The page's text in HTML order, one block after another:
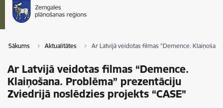
Sākums Aktualitātes Ar Latvijā veidotas filmas “Demence.
Ar Latvijā veidotas filmas “Demence.
Klaiņošana. Problēma” prezentāciju
Zviedrijā noslēdzies projekts “CASE”